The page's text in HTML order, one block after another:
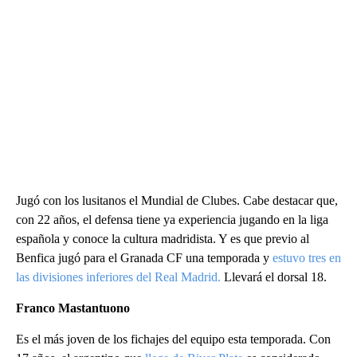
Jugó con los lusitanos el Mundial de Clubes. Cabe destacar que,
con 22 años, el defensa tiene ya experiencia jugando en la liga
española y conoce la cultura madridista. Y es que previo al
Benfica jugó para el Granada CF una temporada y estuvo tres en
las divisiones inferiores del Real Madrid. Llevará el dorsal 18.
Franco Mastantuono
Es el más joven de los fichajes del equipo esta temporada. Con